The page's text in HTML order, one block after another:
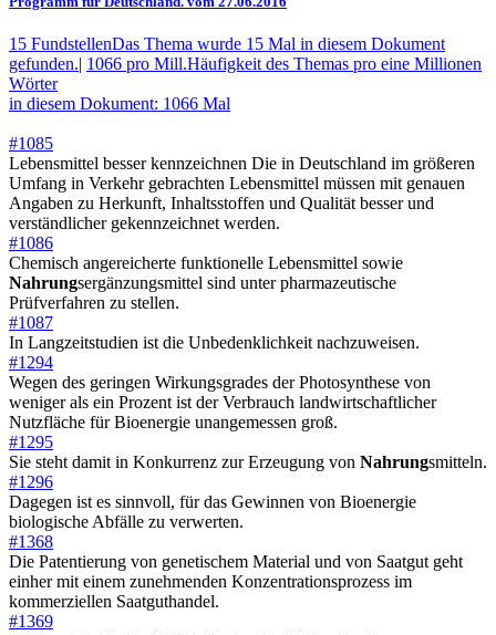
15 FundstellenDas Thema wurde 15 Mal in diesem Dokument
gefunden.| 1066 pro Mill.Häufigkeit des Themas pro eine Millionen
Wörter
in diesem Dokument: 1066 Mal
#1085
Lebensmittel besser kennzeichnen Die in Deutschland im größeren
Umfang in Verkehr gebrachten Lebensmittel müssen mit genauen
Angaben zu Herkunft, Inhaltsstoffen und Qualität besser und
verständlicher gekennzeichnet werden.
#1086
Chemisch angereicherte funktionelle Lebensmittel sowie
Nahrungsergänzungsmittel sind unter pharmazeutische
Prüfverfahren zu stellen.
#1087
In Langzeitstudien ist die Unbedenklichkeit nachzuweisen.
#1294
Wegen des geringen Wirkungsgrades der Photosynthese von
weniger als ein Prozent ist der Verbrauch landwirtschaftlicher
Nutzfläche für Bioenergie unangemessen groß.
#1295
Sie steht damit in Konkurrenz zur Erzeugung von Nahrungsmitteln.
#1296
Dagegen ist es sinnvoll, für das Gewinnen von Bioenergie
biologische Abfälle zu verwerten.
#1368
Die Patentierung von genetischem Material und von Saatgut geht
einher mit einem zunehmenden Konzentrationsprozess im
kommerziellen Saatguthandel.
#1369